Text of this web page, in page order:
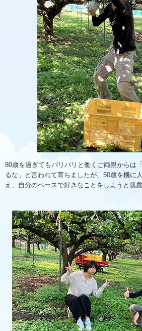
80歳を過ぎてもバリバリと働くご両親からは
るな」と言われて育ちましたが、50歳を機に
え、自分のペースで好きなことをしようと就